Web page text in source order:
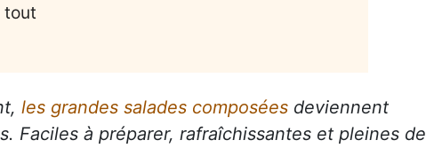
tout
les grandes salades composées deviennent
Faciles à préparer, rafraîchissantes et pleines de